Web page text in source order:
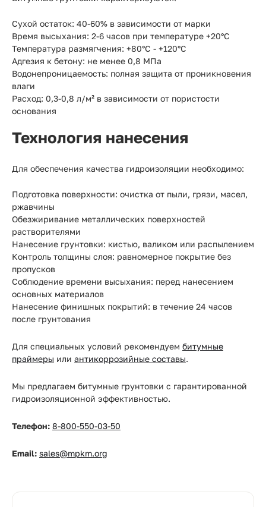
Сухой остаток: 40-60% в зависимости от марки
Время высыхания: 2-6 часов при температуре +20°C
Температура размягчения: +80°C - +120°C
Адгезия к бетону: не менее 0,8 МПа
Водонепроницаемость: полная защита от проникновения
влаги
Расход: 0,3-0,8 л/м² в зависимости от пористости
основания
Технология нанесения
Для обеспечения качества гидроизоляции необходимо:
Подготовка поверхности: очистка от пыли, грязи, масел,
ржавчины
Обезжиривание металлических поверхностей
растворителями
Нанесение грунтовки: кистью, валиком или распылением
Контроль толщины слоя: равномерное покрытие без
пропусков
Соблюдение времени высыхания: перед нанесением
основных материалов
Нанесение финишных покрытий: в течение 24 часов
после грунтования
Для специальных условий рекомендуем битумные
праймеры или антикоррозийные составы.
Мы предлагаем битумные грунтовки с гарантированной
гидроизоляционной эффективностью.
Телефон: 8-800-550-03-50
Email: sales@mpkm.org